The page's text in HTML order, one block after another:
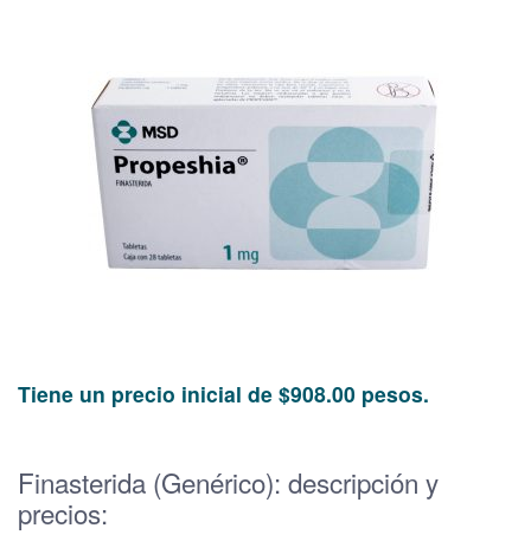
Tiene un precio inicial de $908.00 pesos.
Finasterida (Genérico): descripción y
precios: